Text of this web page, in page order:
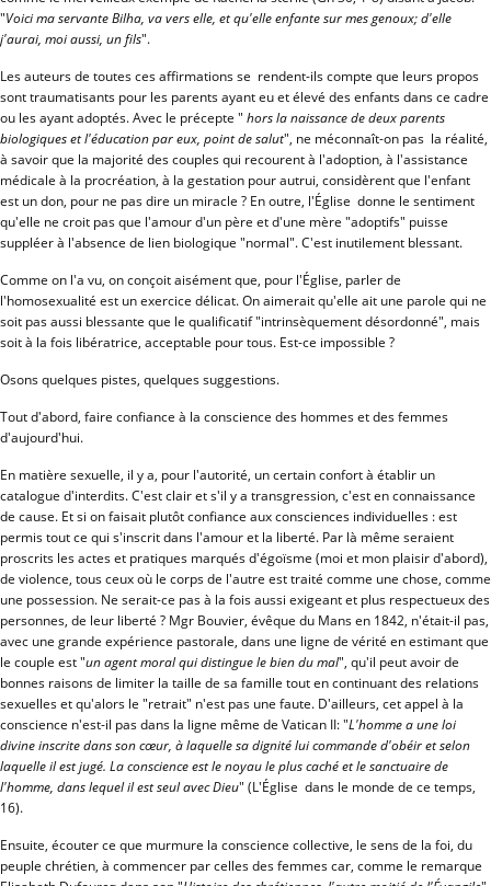
"Voici ma servante Bilha, va vers elle, et qu'elle enfante sur mes genoux; d'elle
j'aurai, moi aussi, un fils".
Les auteurs de toutes ces affirmations se rendent-ils compte que leurs propos
sont traumatisants pour les parents ayant eu et élevé des enfants dans ce cadre
ou les ayant adoptés. Avec le précepte " hors la naissance de deux parents
biologiques et l'éducation par eux, point de salut", ne méconnaît-on pas la réalité,
à savoir que la majorité des couples qui recourent à l'adoption, à l'assistance
médicale à la procréation, à la gestation pour autrui, considèrent que l'enfant
est un don, pour ne pas dire un miracle ? En outre, l'Église donne le sentiment
qu'elle ne croit pas que l'amour d'un père et d'une mère "adoptifs" puisse
suppléer à l'absence de lien biologique "normal". C'est inutilement blessant.
Comme on l'a vu, on conçoit aisément que, pour l'Église, parler de
l'homosexualité est un exercice délicat. On aimerait qu'elle ait une parole qui ne
soit pas aussi blessante que le qualificatif "intrinsèquement désordonné", mais
soit à la fois libératrice, acceptable pour tous. Est-ce impossible ?
Osons quelques pistes, quelques suggestions.
Tout d'abord, faire confiance à la conscience des hommes et des femmes
d'aujourd'hui.
En matière sexuelle, il y a, pour l'autorité, un certain confort à établir un
catalogue d'interdits. C'est clair et s'il y a transgression, c'est en connaissance
de cause. Et si on faisait plutôt confiance aux consciences individuelles : est
permis tout ce qui s'inscrit dans l'amour et la liberté. Par là même seraient
proscrits les actes et pratiques marqués d'égoïsme (moi et mon plaisir d'abord),
de violence, tous ceux où le corps de l'autre est traité comme une chose, comme
une possession. Ne serait-ce pas à la fois aussi exigeant et plus respectueux des
personnes, de leur liberté ? Mgr Bouvier, évêque du Mans en 1842, n'était-il pas,
avec une grande expérience pastorale, dans une ligne de vérité en estimant que
le couple est "un agent moral qui distingue le bien du mal", qu'il peut avoir de
bonnes raisons de limiter la taille de sa famille tout en continuant des relations
sexuelles et qu'alors le "retrait" n'est pas une faute. D'ailleurs, cet appel à la
conscience n'est-il pas dans la ligne même de Vatican II: "L'homme a une loi
divine inscrite dans son cœur, à laquelle sa dignité lui commande d'obéir et selon
laquelle il est jugé. La conscience est le noyau le plus caché et le sanctuaire de
l'homme, dans lequel il est seul avec Dieu" (L'Église dans le monde de ce temps,
16).
Ensuite, écouter ce que murmure la conscience collective, le sens de la foi, du
peuple chrétien, à commencer par celles des femmes car, comme le remarque